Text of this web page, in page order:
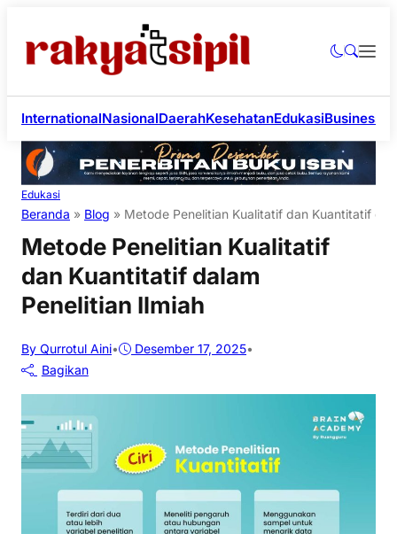
InternationalNasionalDaerahKesehatanEdukasiBusiness
Edukasi
Beranda » Blog » Metode Penelitian Kualitatif dan Kuantitatif
Metode Penelitian Kualitatif
dan Kuantitatif dalam
Penelitian Ilmiah
By Qurrotul Aini• Desember 17, 2025•
Bagikan